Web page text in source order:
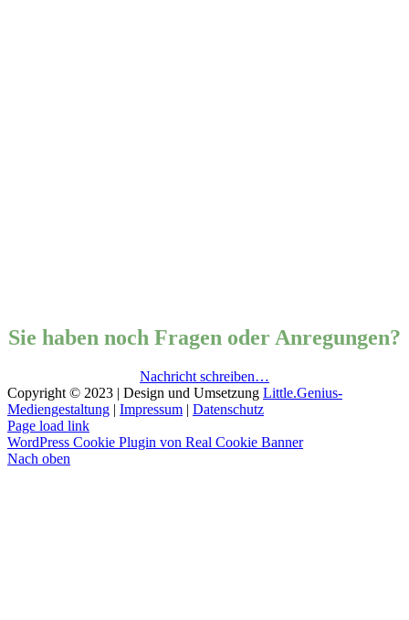
Sie haben noch Fragen oder Anregungen?
Nachricht schreiben…
Copyright © 2023 | Design und Umsetzung Little.Genius-
Mediengestaltung | Impressum | Datenschutz
Page load link
WordPress Cookie Plugin von Real Cookie Banner
Nach oben